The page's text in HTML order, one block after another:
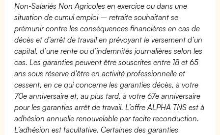
Non-Salariés Non Agricoles en exercice ou dans une
situation de cumul emploi – retraite souhaitant se
prémunir contre les conséquences financières en cas de
décès et d’arrêt de travail en prévoyant le versement d’un
capital, d’une rente ou d’indemnités journalières selon les
cas. Les garanties peuvent être souscrites entre 18 et 65
ans sous réserve d’être en activité professionnelle et
cessent, en ce qui concerne les garanties décès, à votre
70e anniversaire et, au plus tard, à votre 67e anniversaire
pour les garanties arrêt de travail. L’offre ALPHA TNS est à
adhésion annuelle renouvelable par tacite reconduction.
L’adhésion est facultative. Certaines des garanties